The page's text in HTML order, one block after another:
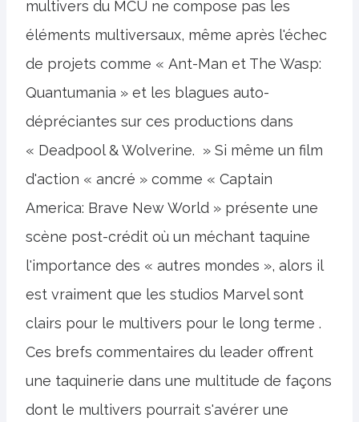
multivers du MCU ne compose pas les
éléments multiversaux, même après l'échec
de projets comme « Ant-Man et The Wasp:
Quantumania » et les blagues auto-
dépréciantes sur ces productions dans
« Deadpool & Wolverine. » Si même un film
d'action « ancré » comme « Captain
America: Brave New World » présente une
scène post-crédit où un méchant taquine
l'importance des « autres mondes », alors il
est vraiment que les studios Marvel sont
clairs pour le multivers pour le long terme .
Ces brefs commentaires du leader offrent
une taquinerie dans une multitude de façons
dont le multivers pourrait s'avérer une